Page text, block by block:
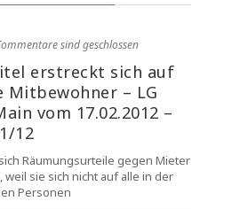
sind geschlossen
erstreckt sich auf
Mitbewohner – LG
vom 17.02.2012 –
12
Räumungsurteile gegen Mieter
weil sie sich nicht auf alle in der
Personen